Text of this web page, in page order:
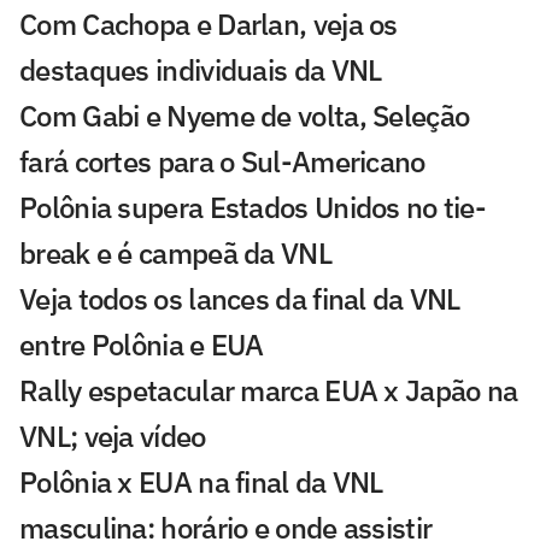
Com Cachopa e Darlan, veja os
destaques individuais da VNL
Com Gabi e Nyeme de volta, Seleção
fará cortes para o Sul-Americano
Polônia supera Estados Unidos no tie-
break e é campeã da VNL
Veja todos os lances da final da VNL
entre Polônia e EUA
Rally espetacular marca EUA x Japão na
VNL; veja vídeo
Polônia x EUA na final da VNL
masculina: horário e onde assistir